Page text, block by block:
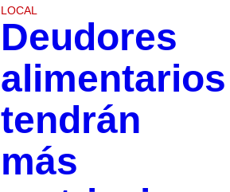
LOCAL
Deudores
alimentarios
tendrán
más